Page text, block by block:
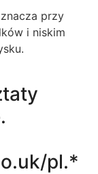
przy
i niskim
pl.*